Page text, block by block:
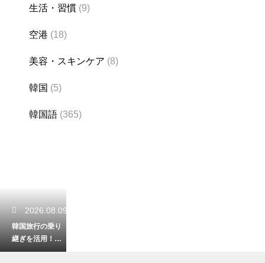
生活・習慣 (9)
空港 (18)
美容・スキンケア (8)
韓国 (5)
韓国語 (365)
2026.08.09
韓国旅行の乗り
継ぎを活用！ト
ランジットの合